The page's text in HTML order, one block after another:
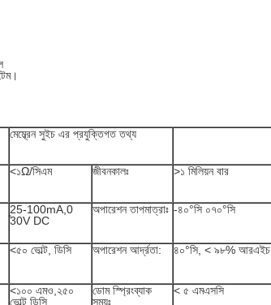
মেম্ব্রেন সুইচ এর প্রযুক্তিগত তথ্য
<১Ω/সিএম জীবনকালঃ >১ মিলিয়ন বার
25-100mA,0
̊30V DC
অপারেশন তাপমাত্রাঃ -৪০°সি ০৭০°সি
<৫০ ভোল্ট, ডিসি অপারেশন আর্দ্রতা: ৪০°সি, < ৯৮% আরএইচ
<১০০ এমও,২৫০
ভোল্ট ডিসি
ডোম স্প্রিংব্যাক
সময়ঃ
< ৫ এমএসসি